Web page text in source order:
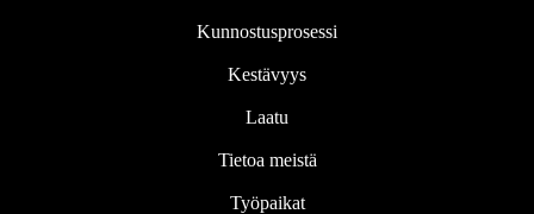
Kunnostusprosessi
Kestävyys
Laatu
Tietoa meistä
Työpaikat